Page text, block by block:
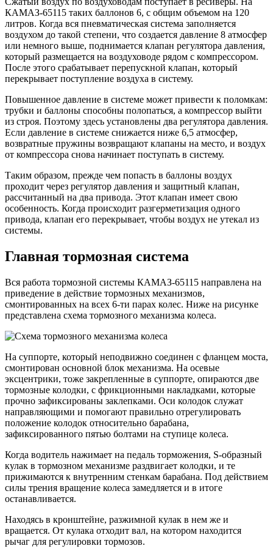
КАМАЗ-65115 таких баллонов 6, с общим объемом на 120
литров. Когда вся пневматическая система заполняется
воздухом до такой степени, что создается давление 8 атмосфер
или немного выше, поднимается клапан регулятора давления,
который размещается на воздуховоде рядом с компрессором.
После этого срабатывает перепускной клапан, который
перекрывает поступление воздуха в систему.
Повышенное давление в системе может привести к поломкам:
трубки и баллоны способны полопаться, а компрессор выйти
из строя. Поэтому здесь установлены два регулятора давления.
Если давление в системе снижается ниже 6,5 атмосфер,
возвратные пружины возвращают клапаны на место, и воздух
от компрессора снова начинает поступать в систему.
Таким образом, прежде чем попасть в баллоны воздух
проходит через регулятор давления и защитный клапан,
рассчитанный на два привода. Этот клапан имеет свою
особенность. Когда происходит разгерметизация одного
привода, клапан его перекрывает, чтобы воздух не утекал из
системы.
Главная тормозная система
Вся работа тормозной системы КАМАЗ-65115 направлена на
приведение в действие тормозных механизмов,
смонтированных на всех 6-ти парах колес. Ниже на рисунке
представлена схема тормозного механизма колеса.
На суппорте, который неподвижно соединен с фланцем моста,
смонтирован основной блок механизма. На осевые
эксцентрики, тоже закрепленные в суппорте, опираются две
тормозные колодки, с фрикционными накладками, которые
прочно зафиксированы заклепками. Оси колодок служат
направляющими и помогают правильно отрегулировать
положение колодок относительно барабана,
зафиксированного пятью болтами на ступице колеса.
Когда водитель нажимает на педаль торможения, S-образный
кулак в тормозном механизме раздвигает колодки, и те
прижимаются к внутренним стенкам барабана. Под действием
силы трения вращение колеса замедляется и в итоге
останавливается.
Находясь в кронштейне, разжимной кулак в нем же и
вращается. От кулака отходит вал, на котором находится
рычаг для регулировки тормозов.